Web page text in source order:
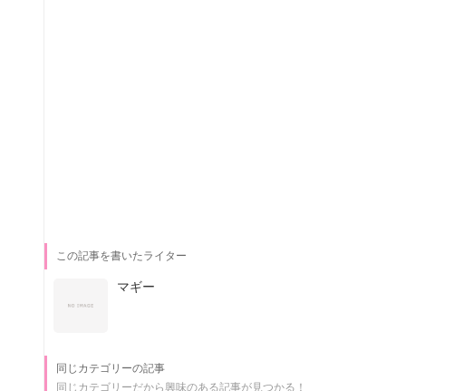
この記事を書いたライター
マギー
同じカテゴリーの記事
同じカテゴリーだから興味のある記事が見つかる！